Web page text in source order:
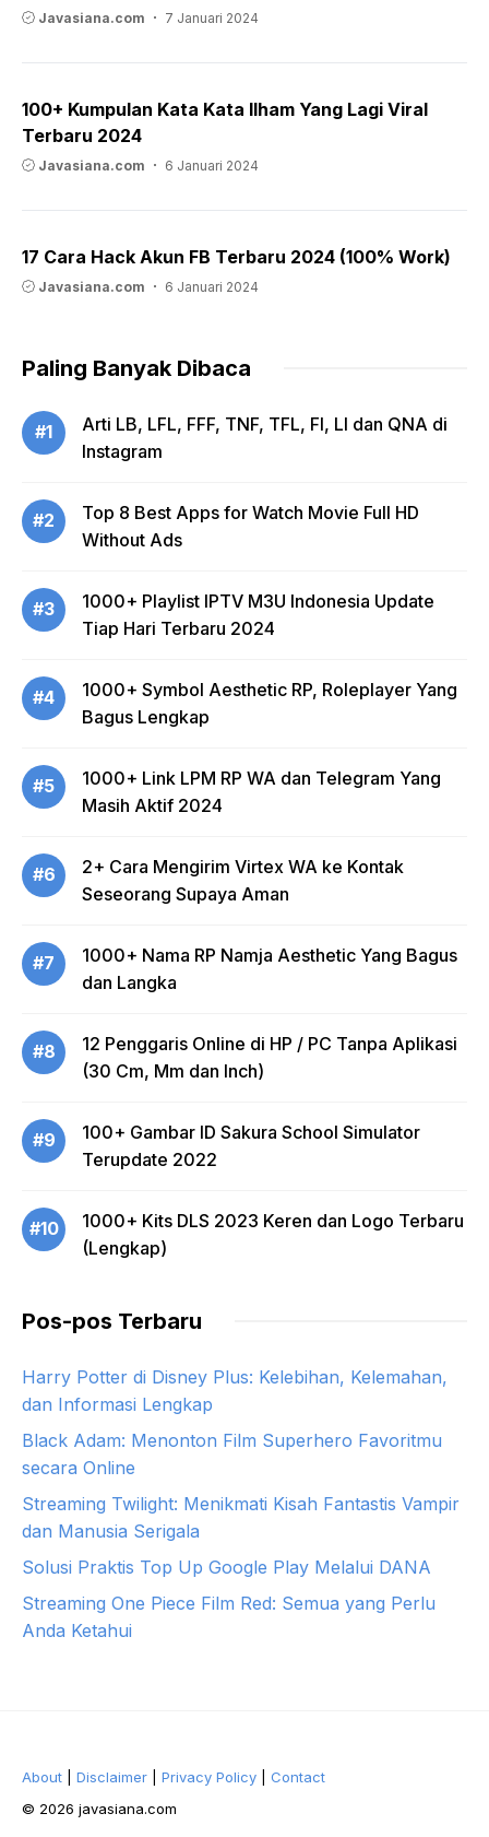
Javasiana.com 7 Januari 2024
100+ Kumpulan Kata Kata Ilham Yang Lagi Viral
Terbaru 2024
Javasiana.com 6 Januari 2024
17 Cara Hack Akun FB Terbaru 2024 (100% Work)
Javasiana.com 6 Januari 2024
Paling Banyak Dibaca
#1
Arti LB, LFL, FFF, TNF, TFL, FI, LI dan QNA di
Instagram
#2
Top 8 Best Apps for Watch Movie Full HD
Without Ads
#3
1000+ Playlist IPTV M3U Indonesia Update
Tiap Hari Terbaru 2024
#4
1000+ Symbol Aesthetic RP, Roleplayer Yang
Bagus Lengkap
#5
1000+ Link LPM RP WA dan Telegram Yang
Masih Aktif 2024
#6
2+ Cara Mengirim Virtex WA ke Kontak
Seseorang Supaya Aman
#7
1000+ Nama RP Namja Aesthetic Yang Bagus
dan Langka
#8
12 Penggaris Online di HP / PC Tanpa Aplikasi
(30 Cm, Mm dan Inch)
#9
100+ Gambar ID Sakura School Simulator
Terupdate 2022
#10
1000+ Kits DLS 2023 Keren dan Logo Terbaru
(Lengkap)
Pos-pos Terbaru
Harry Potter di Disney Plus: Kelebihan, Kelemahan,
dan Informasi Lengkap
Black Adam: Menonton Film Superhero Favoritmu
secara Online
Streaming Twilight: Menikmati Kisah Fantastis Vampir
dan Manusia Serigala
Solusi Praktis Top Up Google Play Melalui DANA
Streaming One Piece Film Red: Semua yang Perlu
Anda Ketahui
About Disclaimer Privacy Policy
Contact
© 2026 javasiana.com